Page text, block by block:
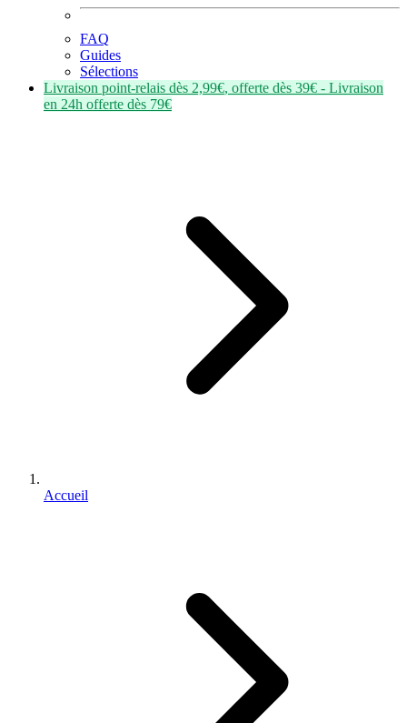
FAQ
Guides
Sélections
Livraison point-relais dès 2,99€, offerte dès 39€ - Livraison
en 24h offerte dès 79€
Accueil